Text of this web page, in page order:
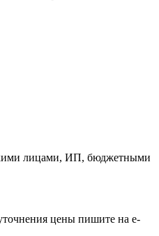
лицами, ИП, бюджетными
цены пишите на e-